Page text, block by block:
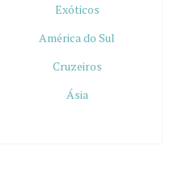
Exóticos
América do Sul
Cruzeiros
Ásia